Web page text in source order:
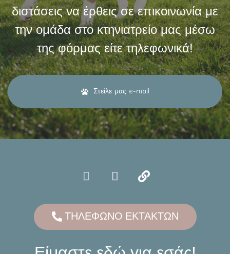
διστάσεις να έρθεις σε επικοινωνία με
την ομάδα στο κτηνιατρείο μας μέσω
της φόρμας είτε τηλεφωνικά!
Στείλε μας e-mail
ΤΗΛΕΦΩΝΟ ΕΚΤΑΚΤΩΝ